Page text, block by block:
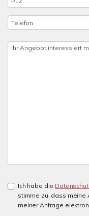
Ich habe die
stimme zu, dass meine
meiner Anfrage